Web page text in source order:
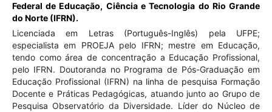
Federal de Educação, Ciência e Tecnologia do Rio Grande
do Norte (IFRN).
Licenciada em Letras (Português-Inglês) pela UFPE;
especialista em PROEJA pelo IFRN; mestre em Educação,
tendo como área de concentração a Educação Profissional,
pelo IFRN. Doutoranda no Programa de Pós-Graduação em
Educação Profissional (IFRN) na linha de pesquisa Formação
Docente e Práticas Pedagógicas, atuando junto ao Grupo de
Pesquisa Observatório da Diversidade. Líder do Núcleo de